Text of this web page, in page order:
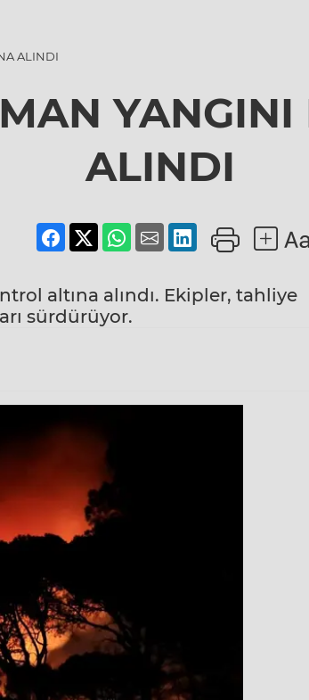
ALINDI
ALINDI
altına alındı. Ekipler, tahliye
sürdürüyor.